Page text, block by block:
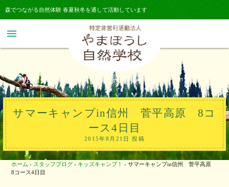
森でつながる自然体験 春夏秋冬を通して活動しています
menu
サマーキャンプin信州 菅平高原 8コ
ース4日目
2015年8月21日 投稿
ホーム › スタッフブログ › キッズキャンプ！ › サマーキャンプin信州 菅平高原
8コース4日目